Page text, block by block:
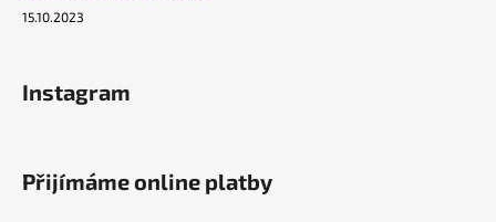
15.10.2023
Instagram
Přijímáme online platby